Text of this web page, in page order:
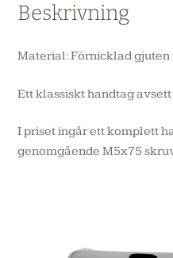
Beskrivning
Material: Förnicklad gjuten
Ett klassiskt handtag
I priset ingår ett komplett
genomgående M5x75